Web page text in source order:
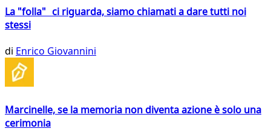
La "folla" ci riguarda, siamo chiamati a dare tutti noi
stessi
di Enrico Giovannini
Marcinelle, se la memoria non diventa azione è solo una
cerimonia